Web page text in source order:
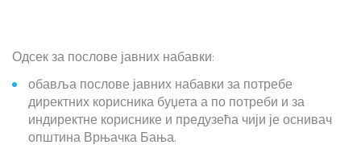
Одсек за послове јавних набавки:
обавља послове јавних набавки за потребе
директних корисника буџета а по потреби и за
индиректне кориснике и предузећа чији је оснивач
општина Врњачка Бања.